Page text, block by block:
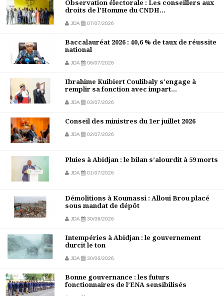
Observation électorale : Les conseillers aux
droits de l’Homme du CNDH...
JDA 07/07/2026
Baccalauréat 2026 : 40,6 % de taux de réussite
national
JDA 06/07/2026
Ibrahime Kuibiert Coulibaly s'engage à
remplir sa fonction avec impart...
JDA 03/07/2026
Conseil des ministres du 1er juillet 2026
JDA 02/07/2026
Pluies à Abidjan : le bilan s’alourdit à 59 morts
JDA 01/07/2026
Démolitions à Koumassi : Alloui Brou placé
sous mandat de dépôt
JDA 30/06/2026
Intempéries à Abidjan : le gouvernement
durcit le ton
JDA 30/06/2026
Bonne gouvernance : les futurs
fonctionnaires de l’ENA sensibilisés